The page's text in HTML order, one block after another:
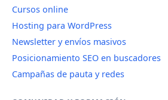
Cursos online
Hosting para WordPress
Newsletter y envíos masivos
Posicionamiento SEO en buscadores
Campañas de pauta y redes